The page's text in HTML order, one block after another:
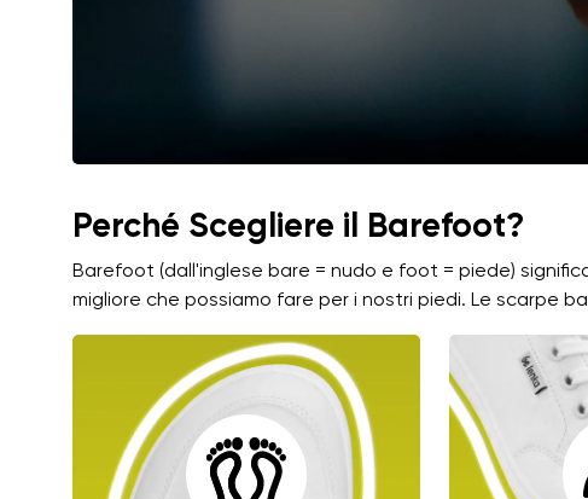
Perché Scegliere il Barefoot?
Barefoot (dall'inglese bare = nudo e foot = piede)
migliore che possiamo fare per i nostri piedi. Le scarpe